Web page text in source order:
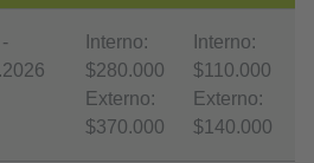
Interno:
$280.000
Externo:
$370.000
Interno:
$110.000
Externo:
$140.000